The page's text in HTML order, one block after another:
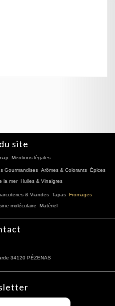
site
Mentions légales
Gourmandises Arômes & Colorants Épices
la mer Huiles & Vinaigres
& Viandes Tapas Fromages
moléculaire Matériel
34120 PÉZENAS